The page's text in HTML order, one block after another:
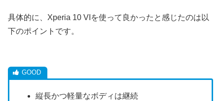
具体的に、Xperia 10 VIを使って良かったと感じたのは以
下のポイントです。
縦長かつ軽量なボディは継続